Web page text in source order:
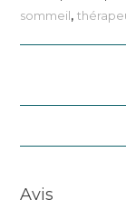
chakras
ciel
sommeil,
Avis